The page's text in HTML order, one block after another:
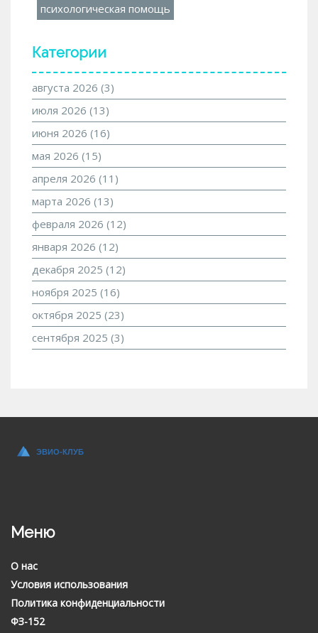
психологическая помощь
Категории
августа 2026 (3)
июля 2026 (13)
июня 2026 (16)
мая 2026 (15)
апреля 2026 (11)
марта 2026 (13)
февраля 2026 (12)
января 2026 (12)
декабря 2025 (12)
ноября 2025 (16)
октября 2025 (23)
сентября 2025 (3)
Меню
О нас
Условия использования
Политика конфиденциальности
ФЗ-152